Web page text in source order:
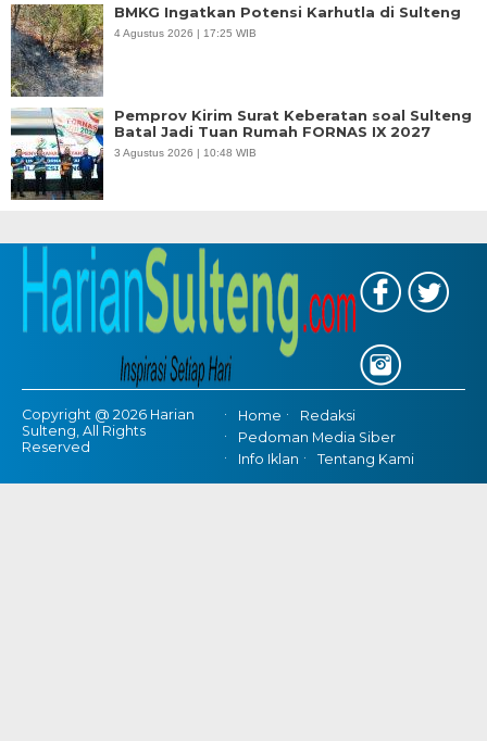
BMKG Ingatkan Potensi Karhutla di Sulteng
4 Agustus 2026 | 17:25 WIB
Pemprov Kirim Surat Keberatan soal Sulteng
Batal Jadi Tuan Rumah FORNAS IX 2027
3 Agustus 2026 | 10:48 WIB
Copyright @ 2026 Harian
Sulteng, All Rights
Reserved
Home
Redaksi
Pedoman Media Siber
Info Iklan
Tentang Kami